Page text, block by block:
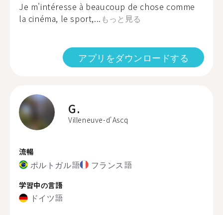
Je m'intéresse à beaucoup de chose comme
la cinéma, le sport,... もっと見る
アプリをダウンロードする
G.
Villeneuve-d'Ascq
流暢
ポルトガル語 フランス語
学習中の言語
ドイツ語